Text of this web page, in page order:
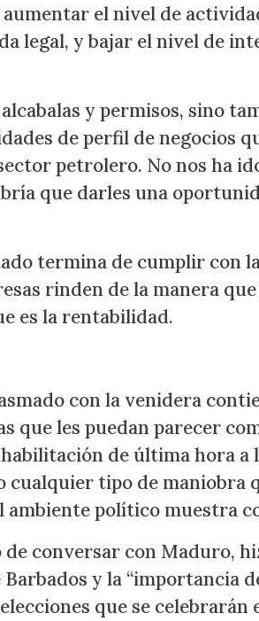
el nivel de
legal, y bajar el nivel de
y permisos, sino
de perfil de negocios
petrolero. No nos ha
que darles una
termina de cumplir con
rinden de la manera
es la rentabilidad.
con la venidera
que les puedan parecer
de última hora a
tipo de maniobra
político muestra
conversar con Maduro,
y la “importancia
que se celebrarán